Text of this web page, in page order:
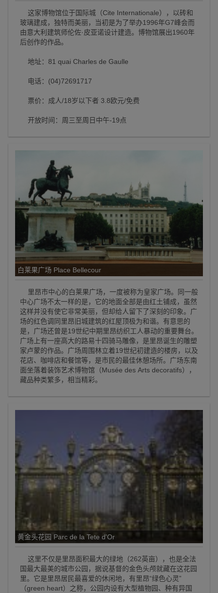
这家博物馆位于国际城（Cite Internationale），以砖和
玻璃建成，独特而美丽，当初是为了举办1996年G7峰会而
由意大利建筑师伦佐·皮亚诺设计建造。博物馆展出1960年
后创作的作品。
地址：81 quai Charles de Gaulle
电话：(04)72691717
票价：成人/18岁以下者 3.8欧元/免费
开放时间：周三至周日中午-19点
白莱果广场 Place Bellecour
里昂市中心的白莱果广场，一度被称为皇家广场。同一般
中心广场不太一样的是，它的地面全部是由红土铺成，虽然
这样并没有使它非常美丽，但却给人留下了深刻的印象。广
场的红色调同里昂旧城建筑的红屋顶极为和谐。有意思的
是，广场还曾是19世纪中期里昂纺织工人暴动的重要舞台。
广场上有一座高大的路易十四骑马雕像，是里昂诞生的雕塑
家卢蒙的作品。广场周围林立着19世纪初建造的楼房，以及
花店、咖啡店和餐馆等，是市民的最佳休憩场所。广场东南
面坐落着装饰艺术博物馆（Musée des Arts decoratifs），
藏品种类繁多，相当精彩。
黄金头花园 Parc de la Tete d'Or
这里不仅是里昂面积最大的绿地（262英亩），也是全法
国最大最美的城市公园，据说基督的金色头颅就藏在这花园
里。它是里昂居民最喜爱的休闲地，有里昂“绿色心灵”
（green heart）之称，公园内设有大型植物园、种有异国